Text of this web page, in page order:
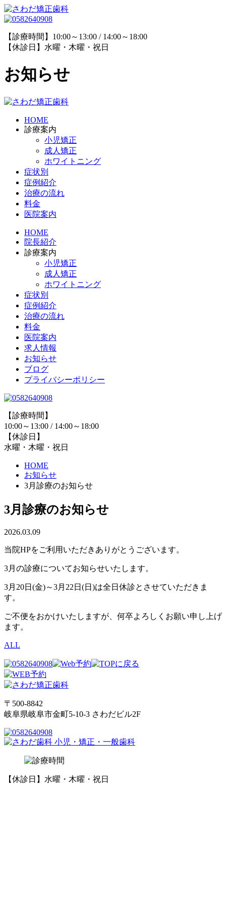
【診療時間】10:00～13:00 / 14:00～18:00
【休診日】水曜・木曜・祝日
お知らせ
HOME
診療案内
小児矯正
成人矯正
ホワイトニング
症状別
症例紹介
治療の流れ
料金
医院案内
HOME
院長紹介
診療案内
小児矯正
成人矯正
ホワイトニング
症状別
症例紹介
治療の流れ
料金
医院案内
求人情報
お知らせ
ブログ
プライバシーポリシー
【診療時間】
10:00～13:00 / 14:00～18:00
【休診日】
水曜・木曜・祝日
HOME
お知らせ
3月診療のお知らせ
3月診療のお知らせ
2026.03.09
当院HPをご利用いただきありがとうございます。
3月の診療についてお知らせいたします。
3月20日(金)～3月22日(日)は全日休診とさせていただきま
す。
ご不便をおかけいたしますが、何卒よろしくお願い申し上げ
ます。
ALL
〒500-8842
岐阜県岐阜市金町5-10-3 さわだビル2F
【休診日】水曜・木曜・祝日